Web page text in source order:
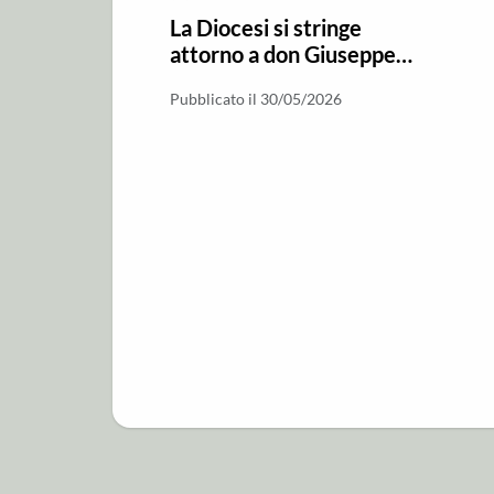
La Diocesi si stringe
attorno a don Giuseppe
padre Franco
Pubblicato il 30/05/2026